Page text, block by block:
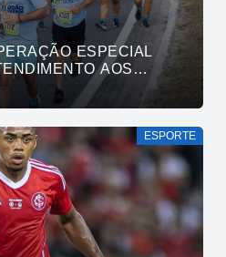
ESPECIAL
AOS
INTERNACIONAL
ESPORTE